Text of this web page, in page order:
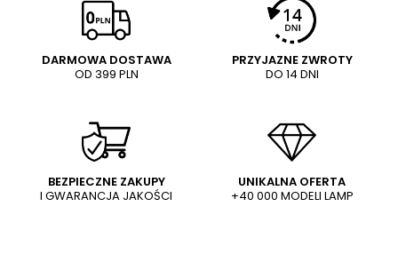
Pytanie 5/5
Treść twojej opinii
Dodaj własne zdjęcie produktu:
DARMOWA DOSTAWA
OD 399 PLN
PRZYJAZNE ZWROTY
DO 14 DNI
BEZPIECZNE ZAKUPY
I GWARANCJA JAKOŚCI
UNIKALNA OFERTA
+40 000 MODELI LAMP